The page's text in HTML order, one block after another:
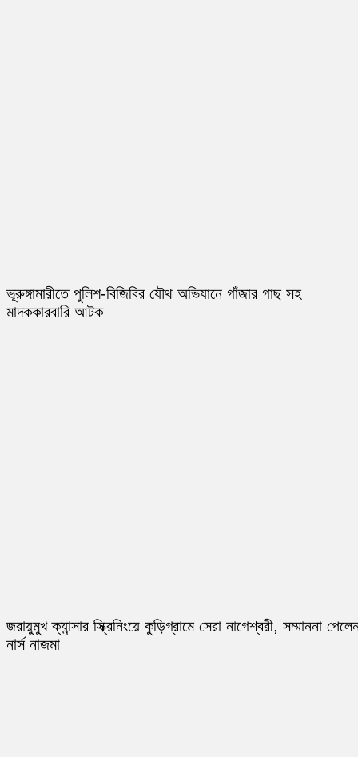
ভূরুঙ্গামারীতে পুলিশ-বিজিবির যৌথ অভিযানে গাঁজার গাছ সহ
মাদককারবারি আটক
জরায়ুমুখ ক্যান্সার স্ক্রিনিংয়ে কুড়িগ্রামে সেরা নাগেশ্বরী, সম্মাননা
নার্স নাজমা